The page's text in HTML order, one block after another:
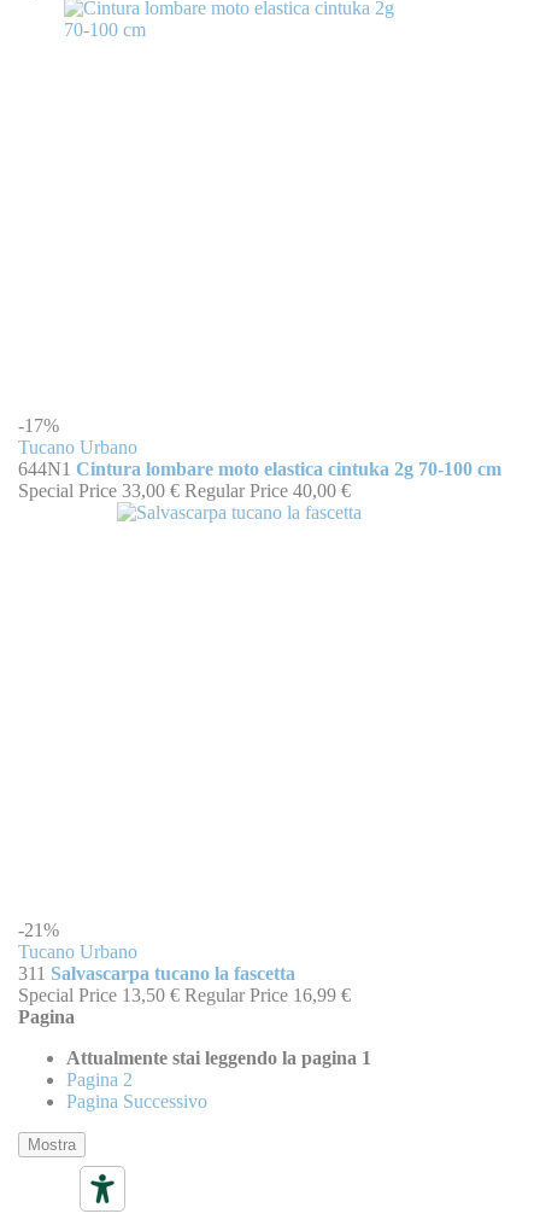
-17%
Tucano Urbano
644N1 Cintura lombare moto elastica cintuka 2g 70-100 cm
Special Price 33,00 € Regular Price 40,00 €
-21%
Tucano Urbano
311 Salvascarpa tucano la fascetta
Special Price 13,50 € Regular Price 16,99 €
Pagina
Attualmente stai leggendo la pagina 1
Pagina 2
Pagina Successivo
Mostra